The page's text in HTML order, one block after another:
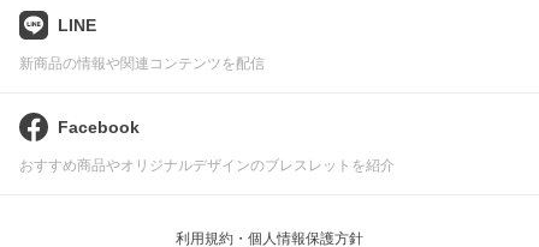
LINE
新商品の情報や関連コンテンツを配信
Facebook
おすすめ商品やオリジナルデザインのブレスレットを紹介
利用規約・個人情報保護方針